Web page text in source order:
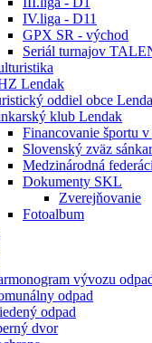
IV.liga - D11
GPX SR - východ
Seriál turnajov
Lendak
oddiel obce
klub Lendak
Financovanie športu
Slovenský zväz
Medzinárodná
Dokumenty SKL
Zverejňovanie
Fotoalbum
vývozu
odpad
odpad
dvor